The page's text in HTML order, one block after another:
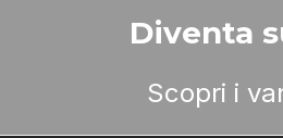
Diventa
Scopri i